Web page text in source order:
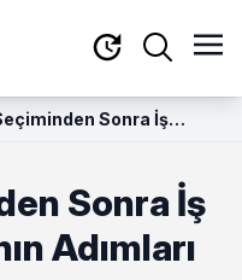
Sonra İş
Sonra İş
Adımları